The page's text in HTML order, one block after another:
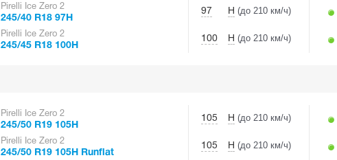
Pirelli Ice Zero 2
245/40 R18 97H
97 H (до 210 км/ч)
Pirelli Ice Zero 2
245/45 R18 100H
100 H (до 210 км/ч)
Pirelli Ice Zero 2
245/50 R19 105H
105 H (до 210 км/ч)
Pirelli Ice Zero 2
245/50 R19 105H Runflat
105 H (до 210 км/ч)